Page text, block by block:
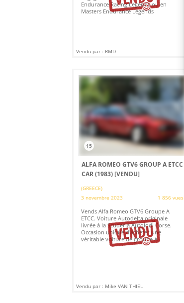
Endurance Racing Legends ou en
Masters Endurance Legends
Vendu par : RMD
15
ALFA ROMEO GTV6 GROUP A ETCC
CAR (1983)[VENDU]
(GREECE)
3 novembre 2023
1 856 vues
Vends Alfa Romeo GTV6 Groupe A
ETCC. Voiture Autodelta originale
livrée à la Scuderia Autolodi Corse.
Occasion unique d'acheter une
véritable voiture de groupe A
Vendu par : Mike VAN THIEL